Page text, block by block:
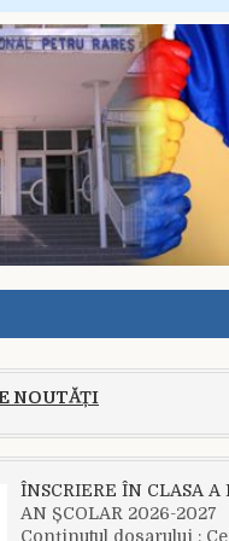
NOUTĂȚI
ÎNSCRIERE ÎN CLASA A
AN ȘCOLAR 2026-2027
Conținutul dosarului :